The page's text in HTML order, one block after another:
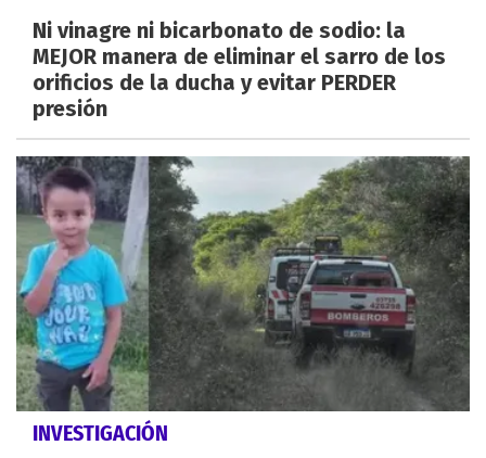
Ni vinagre ni bicarbonato de sodio: la
MEJOR manera de eliminar el sarro de los
orificios de la ducha y evitar PERDER
presión
INVESTIGACIÓN